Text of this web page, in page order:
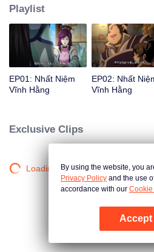
Playlist
EP01: Nhất Niệm
Vĩnh Hằng
EP02: Nhất
Vĩnh Hằng
Exclusive Clips
Loading…By using the website, you
Privacy Policy and the use
accordance with our Cookie
Accept